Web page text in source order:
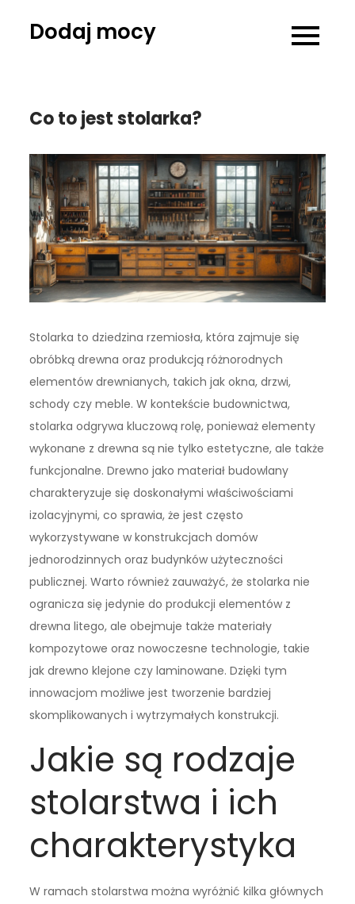
Dodaj mocy
Co to jest stolarka?
Stolarka to dziedzina rzemiosła, która zajmuje się
obróbką drewna oraz produkcją różnorodnych
elementów drewnianych, takich jak okna, drzwi,
schody czy meble. W kontekście budownictwa,
stolarka odgrywa kluczową rolę, ponieważ elementy
wykonane z drewna są nie tylko estetyczne, ale także
funkcjonalne. Drewno jako materiał budowlany
charakteryzuje się doskonałymi właściwościami
izolacyjnymi, co sprawia, że jest często
wykorzystywane w konstrukcjach domów
jednorodzinnych oraz budynków użyteczności
publicznej. Warto również zauważyć, że stolarka nie
ogranicza się jedynie do produkcji elementów z
drewna litego, ale obejmuje także materiały
kompozytowe oraz nowoczesne technologie, takie
jak drewno klejone czy laminowane. Dzięki tym
innowacjom możliwe jest tworzenie bardziej
skomplikowanych i wytrzymałych konstrukcji.
Jakie są rodzaje
stolarstwa i ich
charakterystyka
W ramach stolarstwa można wyróżnić kilka głównych